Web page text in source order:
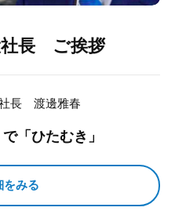
社長 ご挨拶
長 渡邊雅春
「ひたむき」
をみる